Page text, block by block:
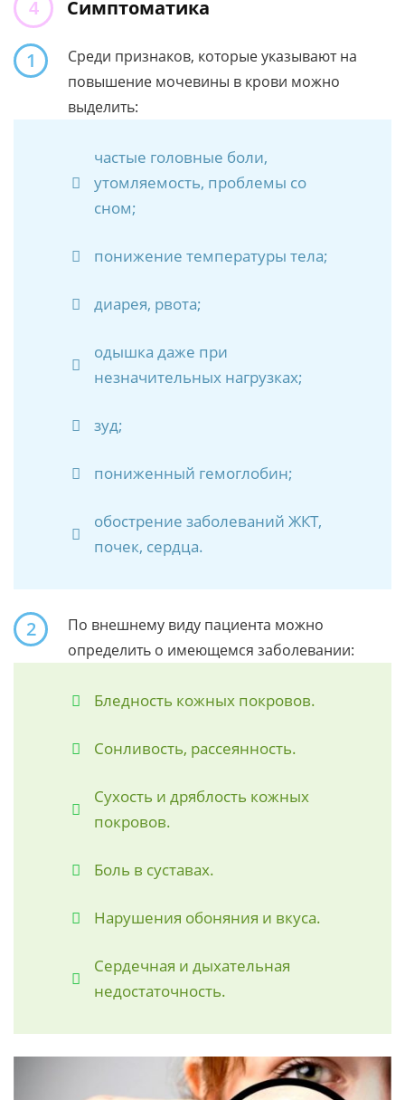
Симптоматика
1
Среди признаков, которые указывают на
повышение мочевины в крови можно
выделить:
частые головные боли,
утомляемость, проблемы со
сном;
понижение температуры тела;
диарея, рвота;
одышка даже при
незначительных нагрузках;
зуд;
пониженный гемоглобин;
обострение заболеваний ЖКТ,
почек, сердца.
2
По внешнему виду пациента можно
определить о имеющемся заболевании:
Бледность кожных покровов.
Сонливость, рассеянность.
Сухость и дряблость кожных
покровов.
Боль в суставах.
Нарушения обоняния и вкуса.
Сердечная и дыхательная
недостаточность.